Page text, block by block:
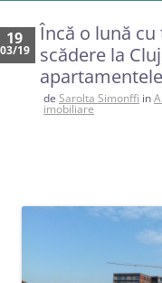
19
03/19
Încă o lună
scădere la
de Sarolta Simonffi in
imobiliare